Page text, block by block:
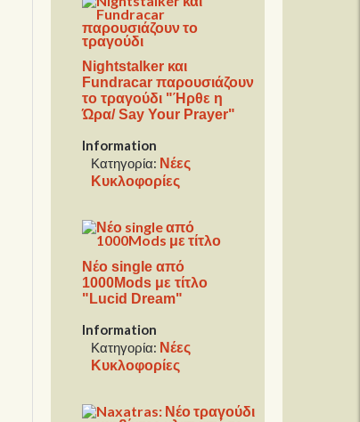
Nightstalker και
Fundracar παρουσιάζουν
το τραγούδι "Ήρθε η
Ώρα/ Say Your Prayer"
Information
Κατηγορία: Νέες
Κυκλοφορίες
Νέο single από
1000Mods με τίτλο
"Lucid Dream"
Information
Κατηγορία: Νέες
Κυκλοφορίες